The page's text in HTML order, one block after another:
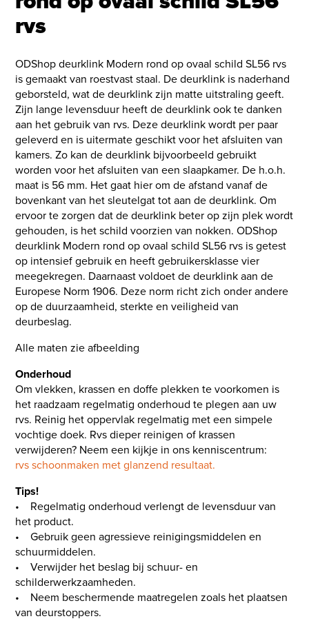
rvs
ODShop deurklink Modern rond op ovaal schild SL56 rvs
is gemaakt van roestvast staal. De deurklink is naderhand
geborsteld, wat de deurklink zijn matte uitstraling geeft.
Zijn lange levensduur heeft de deurklink ook te danken
aan het gebruik van rvs. Deze deurklink wordt per paar
geleverd en is uitermate geschikt voor het afsluiten van
kamers. Zo kan de deurklink bijvoorbeeld gebruikt
worden voor het afsluiten van een slaapkamer. De h.o.h.
maat is 56 mm. Het gaat hier om de afstand vanaf de
bovenkant van het sleutelgat tot aan de deurklink. Om
ervoor te zorgen dat de deurklink beter op zijn plek wordt
gehouden, is het schild voorzien van nokken. ODShop
deurklink Modern rond op ovaal schild SL56 rvs is getest
op intensief gebruik en heeft gebruikersklasse vier
meegekregen. Daarnaast voldoet de deurklink aan de
Europese Norm 1906. Deze norm richt zich onder andere
op de duurzaamheid, sterkte en veiligheid van
deurbeslag.
Alle maten zie afbeelding
Onderhoud
Om vlekken, krassen en doffe plekken te voorkomen is
het raadzaam regelmatig onderhoud te plegen aan uw
rvs. Reinig het oppervlak regelmatig met een simpele
vochtige doek. Rvs dieper reinigen of krassen
verwijderen? Neem een kijkje in ons kenniscentrum:
rvs schoonmaken met glanzend resultaat.
Tips!
• Regelmatig onderhoud verlengt de levensduur van
het product.
• Gebruik geen agressieve reinigingsmiddelen en
schuurmiddelen.
• Verwijder het beslag bij schuur- en
schilderwerkzaamheden.
• Neem beschermende maatregelen zoals het plaatsen
van deurstoppers.